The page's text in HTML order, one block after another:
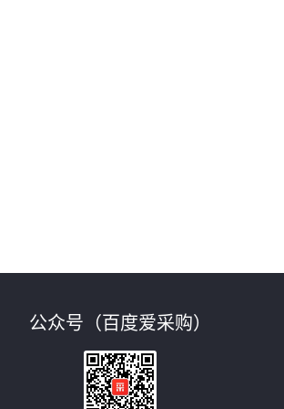
公众号（百度爱采购）